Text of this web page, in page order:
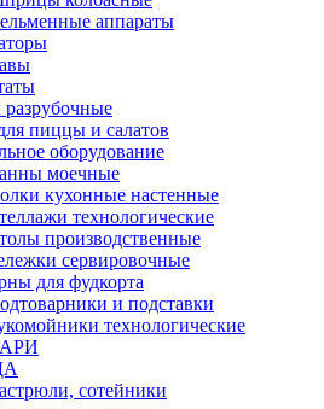
аппараты
пиццы и салатов
оборудование
моечные
кухонные настенные
технологические
производственные
сервировочные
для фудкорта
и подставки
технологические
сотейники